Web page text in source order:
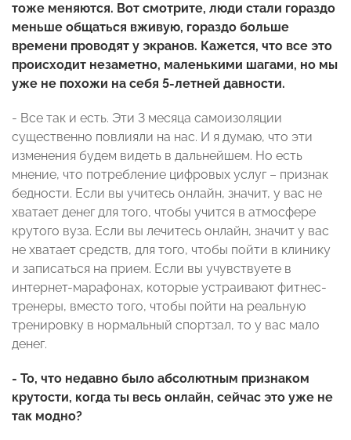
тоже меняются. Вот смотрите, люди стали гораздо
меньше общаться вживую, гораздо больше
времени проводят у экранов. Кажется, что все это
происходит незаметно, маленькими шагами, но мы
уже не похожи на себя 5-летней давности.
- Все так и есть. Эти 3 месяца самоизоляции
существенно повлияли на нас. И я думаю, что эти
изменения будем видеть в дальнейшем. Но есть
мнение, что потребление цифровых услуг – признак
бедности. Если вы учитесь онлайн, значит, у вас не
хватает денег для того, чтобы учится в атмосфере
крутого вуза. Если вы лечитесь онлайн, значит у вас
не хватает средств, для того, чтобы пойти в клинику
и записаться на прием. Если вы учувствуете в
интернет-марафонах, которые устраивают фитнес-
тренеры, вместо того, чтобы пойти на реальную
тренировку в нормальный спортзал, то у вас мало
денег.
- То, что недавно было абсолютным признаком
крутости, когда ты весь онлайн, сейчас это уже не
так модно?